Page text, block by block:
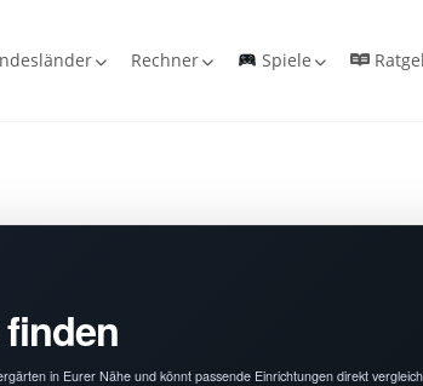
Rechner Spiele
in Eurer Nähe und könnt passende Einrichtungen direkt